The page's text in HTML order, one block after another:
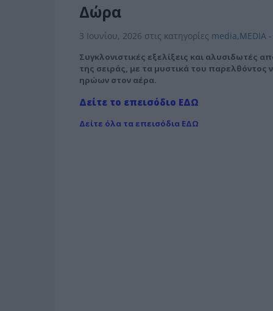
Δώρα
3 Ιουνίου, 2026 στις κατηγορίες media,MEDIA
Συγκλονιστικές εξελίξεις και αλυσιδωτές
της σειράς, με τα μυστικά του παρελθόντος
ηρώων στον αέρα.
Δείτε το επεισόδιο ΕΔΩ
Δείτε όλα τα επεισόδια ΕΔΩ